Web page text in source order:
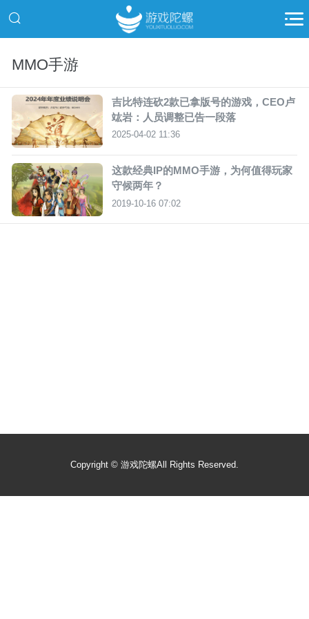
MMO手游
吉比特连砍2款已拿版号的游戏，CEO卢
竑岩：人员调整已告一段落
2025-04-02 11:36
这款经典IP的MMO手游，为何值得玩家
守候两年？
2019-10-16 07:02
Copyright © 游戏陀螺All Rights Reserved.